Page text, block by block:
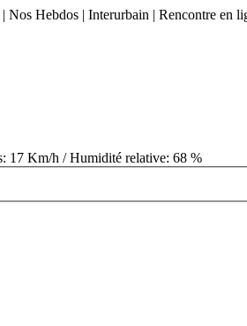
Nos Hebdos | Interurbain | Rencontre en
17 Km/h / Humidité relative: 68 %